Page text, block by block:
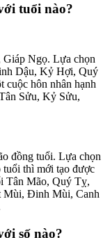
tuổi nào?
Ngọ. Lựa chọn
Dậu, Kỷ Hợi, Quý
hôn nhân hạnh
Sửu, Kỷ Sửu,
đồng tuổi. Lựa chọn
thì mới tạo được
Tân Mão, Quý Tỵ,
Đinh Mùi, Canh
số nào?